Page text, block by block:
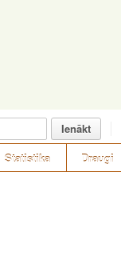
Ienākt
Statistika Draugi